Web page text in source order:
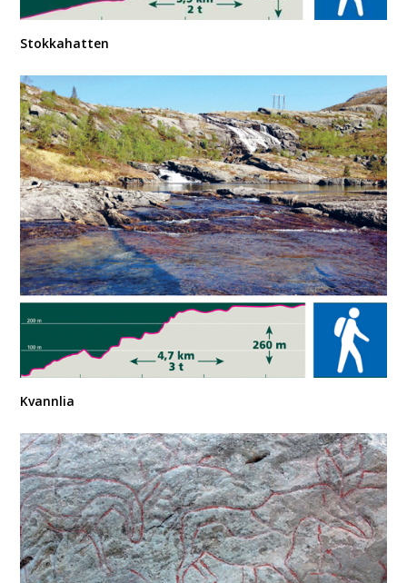
Stokkahatten
Kvannlia